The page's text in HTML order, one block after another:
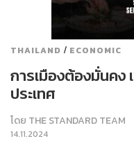
THAILAND / ECONOMIC
การเมืองต้องมั่นคง
ประเทศ
โดย THE STANDARD TEAM
14.11.2024